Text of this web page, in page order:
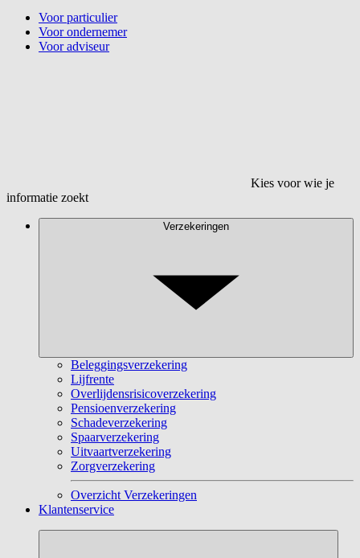
Voor particulier
Voor ondernemer
Voor adviseur
Kies voor wie je
informatie zoekt
Verzekeringen
Beleggingsverzekering
Lijfrente
Overlijdensrisicoverzekering
Pensioenverzekering
Schadeverzekering
Spaarverzekering
Uitvaartverzekering
Zorgverzekering
Overzicht Verzekeringen
Klantenservice